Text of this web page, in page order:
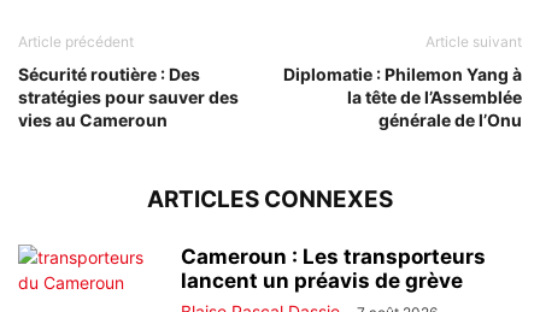
Article précédent
Sécurité routière : Des
stratégies pour sauver des
vies au Cameroun
Article suivant
Diplomatie : Philemon Yang à
la tête de l’Assemblée
générale de l’Onu
ARTICLES CONNEXES
Cameroun : Les transporteurs
lancent un préavis de grève